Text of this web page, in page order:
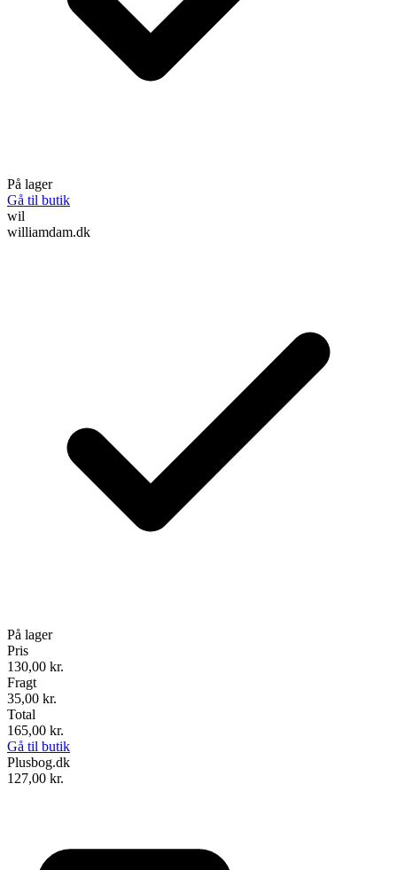
På lager
Gå til butik
wil
williamdam.dk
På lager
Pris
130,00 kr.
Fragt
35,00 kr.
Total
165,00 kr.
Gå til butik
Plusbog.dk
127,00 kr.